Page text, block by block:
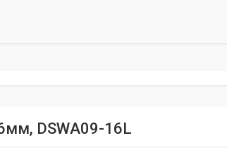
DSWA09-16L